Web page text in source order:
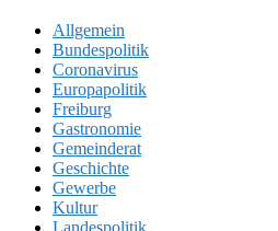
Allgemein
Bundespolitik
Coronavirus
Europapolitik
Freiburg
Gastronomie
Gemeinderat
Geschichte
Gewerbe
Kultur
Landespolitik